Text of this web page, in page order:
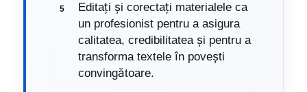
Editați și corectați materialele ca
un profesionist pentru a asigura
calitatea, credibilitatea și pentru a
transforma textele în povești
convingătoare.